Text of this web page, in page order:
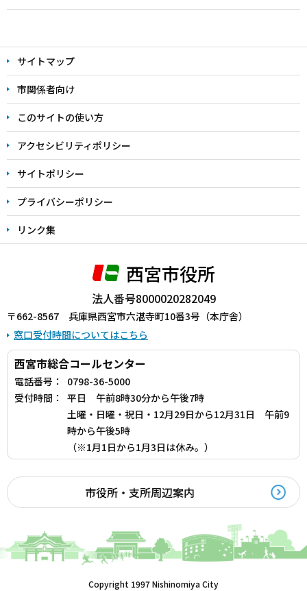
文
こ
こ
ま
で
サイトマップ
市関係者向け
このサイトの使い方
アクセシビリティポリシー
サイトポリシー
プライバシーポリシー
リンク集
西宮市役所
法人番号8000020282049
〒662-8567 兵庫県西宮市六湛寺町10番3号（本庁舎）
窓口受付時間についてはこちら
西宮市総合コールセンター
電話番号：
0798-36-5000
受付時間：
平日 午前8時30分から午後7時
土曜・日曜・祝日・12月29日から12月31日 午前9
時から午後5時
（※1月1日から1月3日は休み。）
市役所・支所周辺案内
Copyright 1997 Nishinomiya City